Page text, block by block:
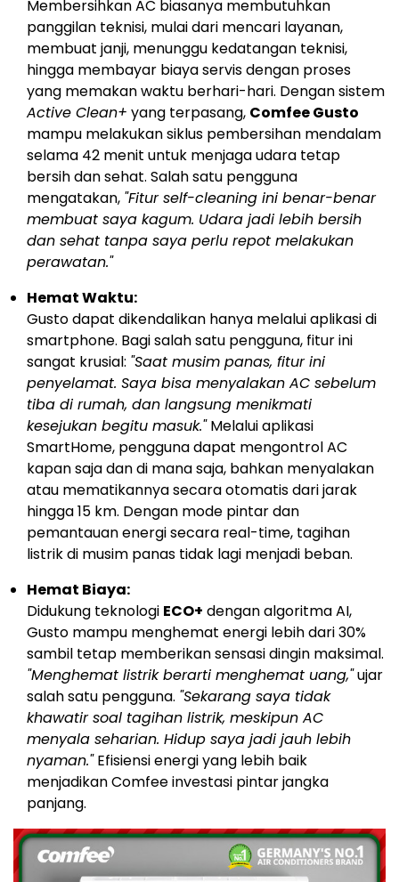
Membersihkan AC biasanya membutuhkan
panggilan teknisi, mulai dari mencari layanan,
membuat janji, menunggu kedatangan teknisi,
hingga membayar biaya servis dengan proses
yang memakan waktu berhari-hari. Dengan sistem
Active Clean+ yang terpasang, Comfee Gusto
mampu melakukan siklus pembersihan mendalam
selama 42 menit untuk menjaga udara tetap
bersih dan sehat. Salah satu pengguna
mengatakan, "Fitur self-cleaning ini benar-benar
membuat saya kagum. Udara jadi lebih bersih
dan sehat tanpa saya perlu repot melakukan
perawatan."
Hemat Waktu:
Gusto dapat dikendalikan hanya melalui aplikasi di
smartphone. Bagi salah satu pengguna, fitur ini
sangat krusial: "Saat musim panas, fitur ini
penyelamat. Saya bisa menyalakan AC sebelum
tiba di rumah, dan langsung menikmati
kesejukan begitu masuk."Melalui aplikasi
SmartHome, pengguna dapat mengontrol AC
kapan saja dan di mana saja, bahkan menyalakan
atau mematikannya secara otomatis dari jarak
hingga 15 km. Dengan mode pintar dan
pemantauan energi secara real-time, tagihan
listrik di musim panas tidak lagi menjadi beban.
Hemat Biaya:
Didukung teknologi ECO+ dengan algoritma AI,
Gusto mampu menghemat energi lebih dari 30%
sambil tetap memberikan sensasi dingin maksimal.
"Menghemat listrik berarti menghemat uang,"ujar
salah satu pengguna. "Sekarang saya tidak
khawatir soal tagihan listrik, meskipun AC
menyala seharian. Hidup saya jadi jauh lebih
nyaman."Efisiensi energi yang lebih baik
menjadikan Comfee investasi pintar jangka
panjang.